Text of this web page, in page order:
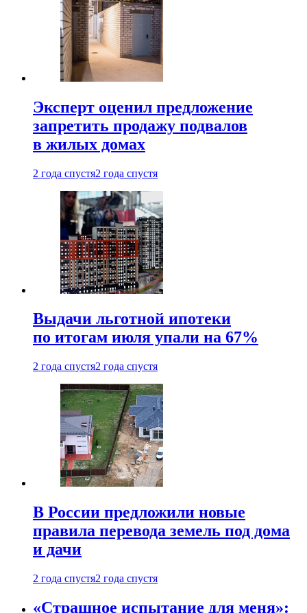
Эксперт оценил предложение
запретить продажу подвалов
в жилых домах
2 года спустя2 года спустя
Выдачи льготной ипотеки
по итогам июля упали на 67%
2 года спустя2 года спустя
В России предложили новые
правила перевода земель под дома
и дачи
2 года спустя2 года спустя
«Страшное испытание для меня»: